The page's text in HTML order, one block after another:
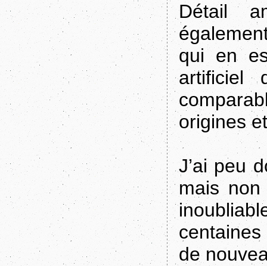
Détail
qui en
artificiel
origines
J’ai peu
mais
de